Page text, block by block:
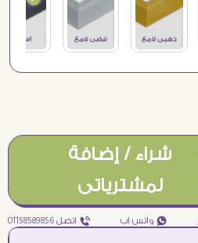
شراء / إضافة
لمشترياتى
₧ واتس اب ƒ اتصل 01158589856